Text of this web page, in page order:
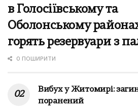
в Голосіївському та
Оболонському
горять резервуари з
0 ПОШИРИТИ
Вибух у Житомирі:
поранений